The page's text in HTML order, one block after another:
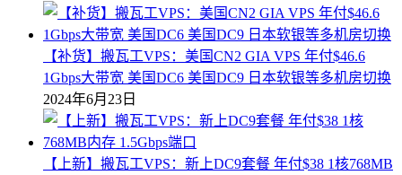
【补货】搬瓦工VPS：美国CN2 GIA VPS 年付$46.6
1Gbps大带宽 美国DC6 美国DC9 日本软银等多机房切换
2024年6月23日
【上新】搬瓦工VPS：新上DC9套餐 年付$38 1核768MB